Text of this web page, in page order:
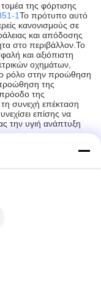
της φόρτισης
1Το πρότυπο αυτό
κανονισμούς σε
και απόδοσης
στο περιβάλλον.Το
και αξιόπιστη
οχημάτων,
ρόλο στην προώθηση
της
της
συνεχή επέκταση
επίσης να
την υγιή ανάπτυξη